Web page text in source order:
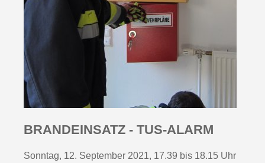
BRANDEINSATZ - TUS-ALARM
Sonntag, 12. September 2021, 17.39 bis 18.15 Uhr